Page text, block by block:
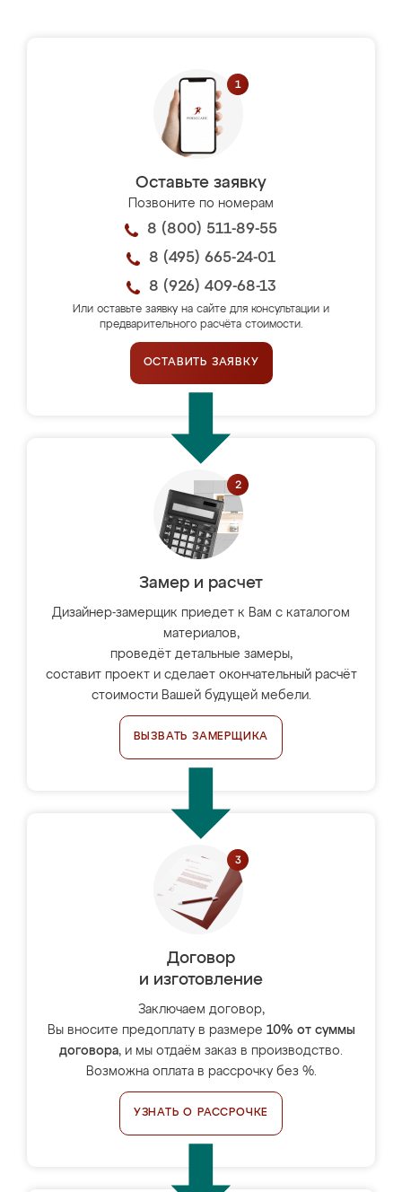
Оставьте заявку
Позвоните по номерам
8 (800) 511-89-55
8 (495) 665-24-01
8 (926) 409-68-13
Или оставьте заявку на сайте для консультации и
предварительного расчёта стоимости.
ОСТАВИТЬ ЗАЯВКУ
Замер и расчет
Дизайнер-замерщик приедет к Вам с каталогом
материалов,
проведёт детальные замеры,
составит проект и сделает окончательный расчёт
стоимости Вашей будущей мебели.
ВЫЗВАТЬ ЗАМЕРЩИКА
Договор
и изготовление
Заключаем договор,
Вы вносите предоплату в размере 10% от суммы
договора, и мы отдаём заказ в производство.
Возможна оплата в рассрочку без %.
УЗНАТЬ О РАССРОЧКЕ